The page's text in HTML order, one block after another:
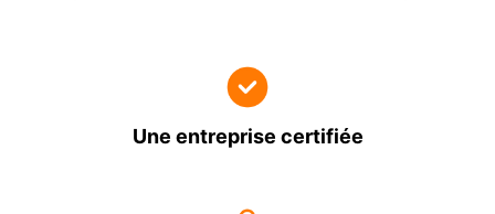
Une entreprise certifiée